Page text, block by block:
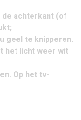
de achterkant (of
geel te knipperen.
het licht weer wit
Op het tv-